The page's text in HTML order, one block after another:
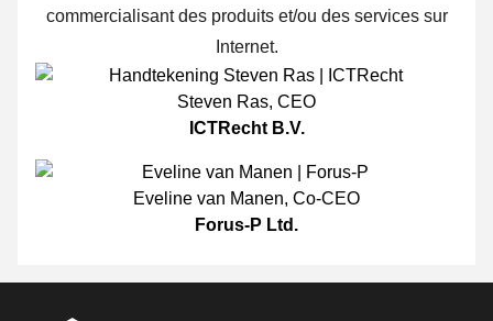
commercialisant des produits et/ou des services sur
Internet.
Steven Ras, CEO
ICTRecht B.V.
Eveline van Manen, Co-CEO
Forus-P Ltd.